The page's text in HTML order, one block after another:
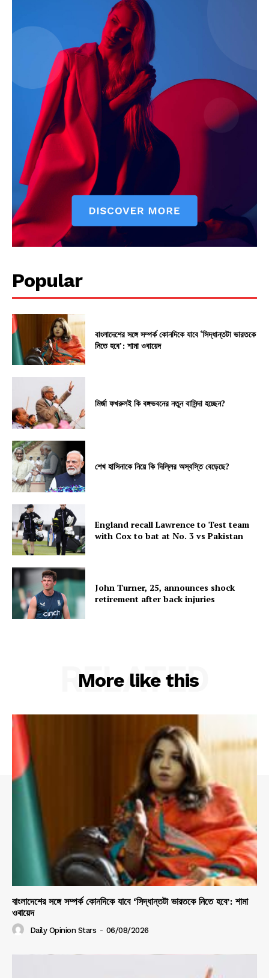
Popular
বাংলাদেশের সঙ্গে সম্পর্ক কোনদিকে যাবে ‘সিদ্ধান্তটা ভারতকে
নিতে হবে’: শামা ওবায়েদ
মির্জা ফখরুলই কি বঙ্গভবনের নতুন বাসিন্দা হচ্ছেন?
শেখ হাসিনাকে নিয়ে কি দিল্লির অস্বস্তি বেড়েছে?
England recall Lawrence to Test team
with Cox to bat at No. 3 vs Pakistan
John Turner, 25, announces shock
retirement after back injuries
More like this
RELATED
বাংলাদেশের সঙ্গে সম্পর্ক কোনদিকে যাবে ‘সিদ্ধান্তটা ভারতকে নিতে হবে’: শামা
ওবায়েদ
Daily Opinion Stars - 06/08/2026